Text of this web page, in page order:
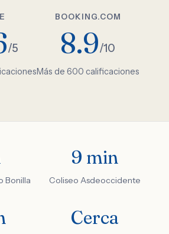
/5
BOOKING.COM
8.9/10
Más de 600 calificaciones
Bonilla
9 min
Coliseo Asdeoccidente
Cerca